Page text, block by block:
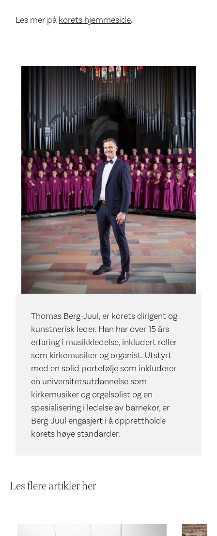
Les mer på korets hjemmeside.
Thomas Berg-Juul, er korets dirigent og
kunstnerisk leder. Han har over 15 års
erfaring i musikkledelse, inkludert roller
som kirkemusiker og organist. Utstyrt
med en solid portefølje som inkluderer
en universitetsutdannelse som
kirkemusiker og orgelsolist og en
spesialisering i ledelse av barnekor, er
Berg-Juul engasjert i å opprettholde
korets høye standarder.
Les flere artikler her